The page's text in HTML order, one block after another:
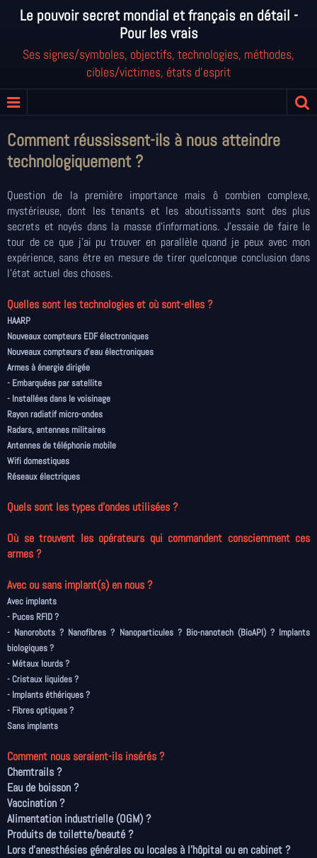
Le pouvoir secret mondial et français en détail -
Pour les vrais
Ses signes/symboles, objectifs, technologies, méthodes,
cibles/victimes, états d'esprit
Comment réussissent-ils à nous atteindre
technologiquement ?
Question de la première importance mais ô combien complexe,
mystérieuse, dont les tenants et les aboutissants sont des plus
secrets et noyés dans la masse d’informations. J’essaie de faire le
tour de ce que j’ai pu trouver en parallèle quand je peux avec mon
expérience, sans être en mesure de tirer quelconque conclusion dans
l'état actuel des choses.
Quelles sont les technologies et où sont-elles ?
HAARP
Nouveaux compteurs EDF électroniques
Nouveaux compteurs d'eau électroniques
Armes à énergie dirigée
- Embarquées par satellite
- Installées dans le voisinage
Rayon radiatif micro-ondes
Radars, antennes militaires
Antennes de téléphonie mobile
Wifi domestiques
Réseaux électriques
Quels sont les types d’ondes utilisées ?
Où se trouvent les opérateurs qui commandent consciemment ces
armes ?
Avec ou sans implant(s) en nous ?
Avec implants
- Puces RFID ?
- Nanorobots ? Nanofibres ? Nanoparticules ? Bio-nanotech (BioAPI) ? Implants
biologiques ?
- Métaux lourds ?
- Cristaux liquides ?
- Implants éthériques ?
- Fibres optiques ?
Sans implants
Comment nous seraient-ils insérés ?
Chemtrails ?
Eau de boisson ?
Vaccination ?
Alimentation industrielle (OGM) ?
Produits de toilette/beauté ?
Lors d’anesthésies générales ou locales à l’hôpital ou en cabinet ?